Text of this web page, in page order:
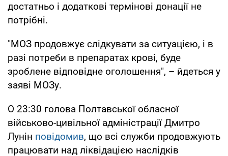
достатньо і додаткові термінові донації не
потрібні.
"МОЗ продовжує слідкувати за ситуацією, і в
разі потреби в препаратах крові, буде
зроблене відповідне оголошення", – йдеться у
заяві МОЗу.
О 23:30 голова Полтавської обласної
військово-цивільної адміністрації Дмитро
Лунін повідомив, що всі служби продовжують
працювати над ліквідацією наслідків